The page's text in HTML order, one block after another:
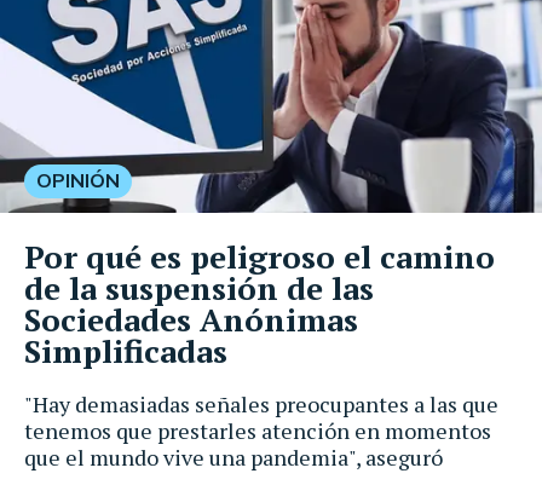
"Hay demasiadas señales preocupantes a las que
tenemos que prestarles atención en momentos
que el mundo vive una pandemia", aseguró
OPINIÓN
Por qué es peligroso el camino
de la suspensión de las
Sociedades Anónimas
Simplificadas